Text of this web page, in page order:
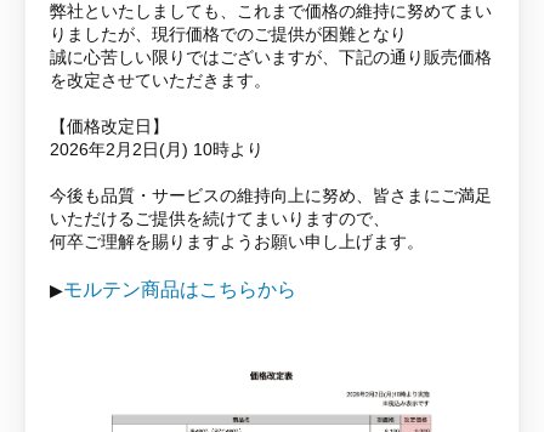
弊社といたしましても、これまで価格の維持に努めてまい
りましたが、現行価格でのご提供が困難となり
誠に心苦しい限りではございますが、下記の通り販売価格
を改定させていただきます。
【価格改定日】
2026年2月2日(月) 10時より
今後も品質・サービスの維持向上に努め、皆さまにご満足
いただけるご提供を続けてまいりますので、
何卒ご理解を賜りますようお願い申し上げます。
▶︎モルテン商品はこちらから